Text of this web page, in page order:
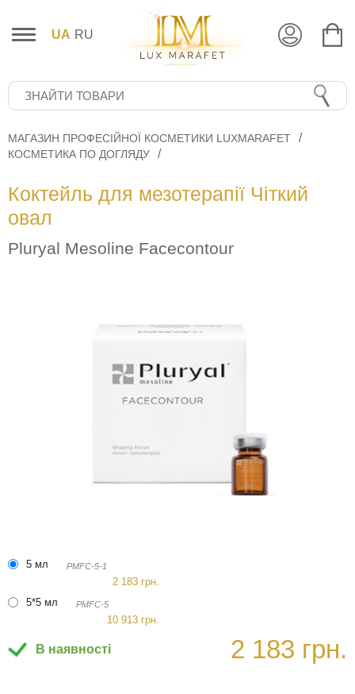
UA RU
МАГАЗИН ПРОФЕСІЙНОЇ КОСМЕТИКИ LUXMARAFET
КОСМЕТИКА ПО ДОГЛЯДУ
Коктейль для мезотерапії Чіткий
овал
Pluryal Mesoline Facecontour
5 мл PMFC-5-1
2 183 грн.
5*5 мл
PMFC-5
10 913 грн.
В наявності 2 183 грн.